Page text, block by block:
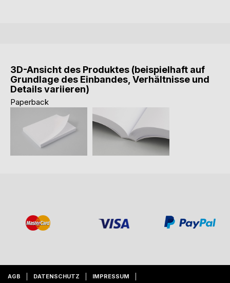
3D-Ansicht des Produktes (beispielhaft auf
Grundlage des Einbandes, Verhältnisse und
Details variieren)
Paperback
AGB DATENSCHUTZ IMPRESSUM